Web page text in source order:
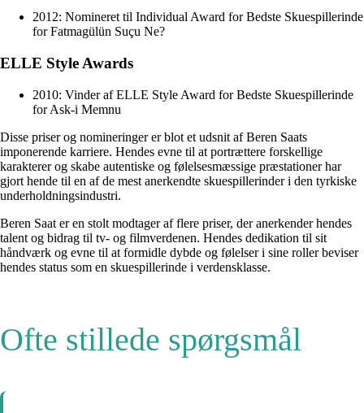
2012: Nomineret til Individual Award for Bedste Skuespillerinde
for Fatmagülün Suçu Ne?
ELLE Style Awards
2010: Vinder af ELLE Style Award for Bedste Skuespillerinde
for Ask-i Memnu
Disse priser og nomineringer er blot et udsnit af Beren Saats
imponerende karriere. Hendes evne til at portrættere forskellige
karakterer og skabe autentiske og følelsesmæssige præstationer har
gjort hende til en af de mest anerkendte skuespillerinder i den tyrkiske
underholdningsindustri.
Beren Saat er en stolt modtager af flere priser, der anerkender hendes
talent og bidrag til tv- og filmverdenen. Hendes dedikation til sit
håndværk og evne til at formidle dybde og følelser i sine roller beviser
hendes status som en skuespillerinde i verdensklasse.
Ofte stillede spørgsmål